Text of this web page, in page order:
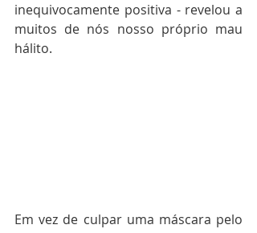
inequivocamente positiva - revelou a
muitos de nós nosso próprio mau
hálito.
Em vez de culpar uma máscara pelo